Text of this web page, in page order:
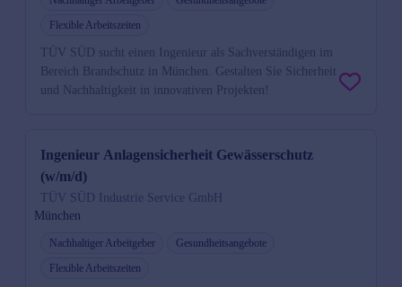
Flexible Arbeitszeiten
TÜV SÜD sucht einen Ingenieur als Sachverständigen im
Bereich Brandschutz in München. Gestalten Sie Sicherheit
und Nachhaltigkeit in innovativen Projekten!
Ingenieur Anlagensicherheit Gewässerschutz
(w/m/d)
TÜV SÜD Industrie Service GmbH
München
Nachhaltiger Arbeitgeber
Gesundheitsangebote
Flexible Arbeitszeiten